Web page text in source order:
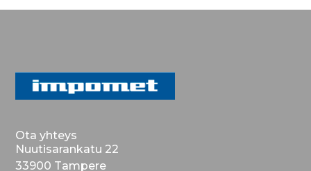
Ota yhteys
Nuutisarankatu 22
33900 Tampere